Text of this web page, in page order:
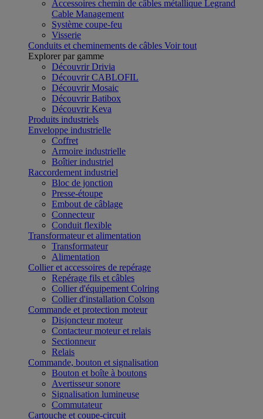
Accessoires chemin de câbles métallique Legrand
Cable Management
Système coupe-feu
Visserie
Conduits et cheminements de câbles Voir tout
Explorer par gamme
Découvrir Drivia
Découvrir CABLOFIL
Découvrir Mosaic
Découvrir Batibox
Découvrir Keva
Produits industriels
Enveloppe industrielle
Coffret
Armoire industrielle
Boîtier industriel
Raccordement industriel
Bloc de jonction
Presse-étoupe
Embout de câblage
Connecteur
Conduit flexible
Transformateur et alimentation
Transformateur
Alimentation
Collier et accessoires de repérage
Repérage fils et câbles
Collier d'équipement Colring
Collier d'installation Colson
Commande et protection moteur
Disjoncteur moteur
Contacteur moteur et relais
Sectionneur
Relais
Commande, bouton et signalisation
Bouton et boîte à boutons
Avertisseur sonore
Signalisation lumineuse
Commutateur
Cartouche et coupe-circuit